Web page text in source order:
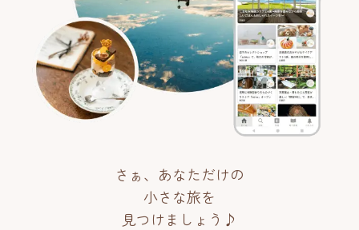
さぁ、あなただけの
小さな旅を
見つけましょう♪